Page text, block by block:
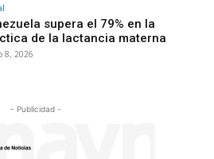
supera el 79% en la
de la lactancia materna
8, 2026
- Publicidad -